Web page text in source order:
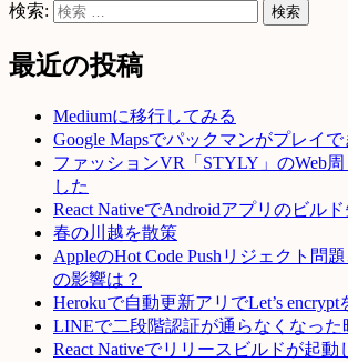
検索:
最近の投稿
Mediumに移行してみる
Google Mapsでパックマンがプレイで
ファッションVR「STYLY」のWeb
した
React NativeでAndroidアプリのビル
春の川越を散策
AppleのHot Code Pushリジェクト問
の影響は？
Herokuで自動更新アリでLet’s
LINEで二段階認証が通らなくなった
React Nativeでリリースビルドが起